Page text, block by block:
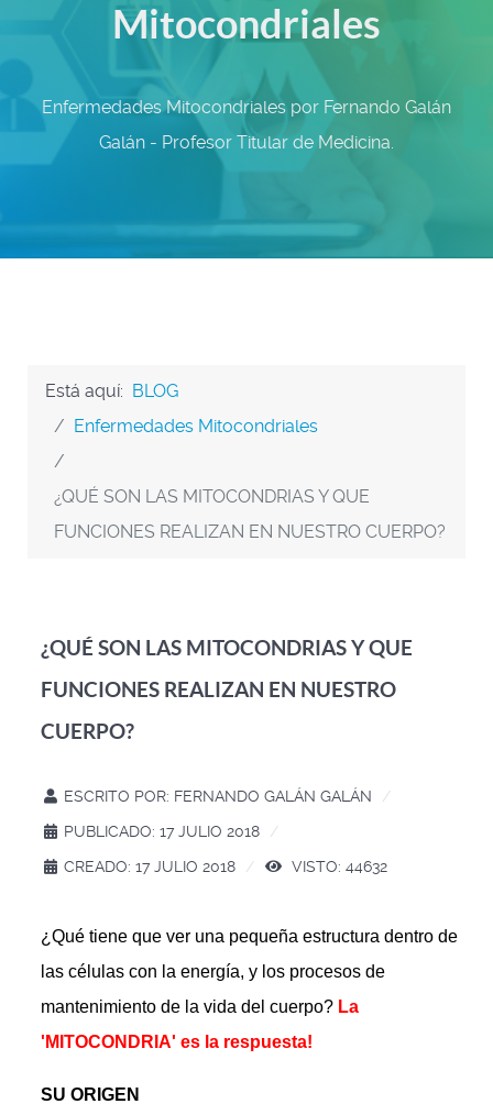
Mitocondriales
Enfermedades Mitocondriales por Fernando Galán
Galán - Profesor Titular de Medicina.
Está aquí: BLOG
Enfermedades Mitocondriales
¿QUÉ SON LAS MITOCONDRIAS Y QUE
FUNCIONES REALIZAN EN NUESTRO CUERPO?
¿QUÉ SON LAS MITOCONDRIAS Y QUE
FUNCIONES REALIZAN EN NUESTRO
CUERPO?
ESCRITO POR: FERNANDO GALÁN GALÁN
PUBLICADO: 17 JULIO 2018
CREADO: 17 JULIO 2018
VISTO: 44632
¿Qué tiene que ver una pequeña estructura dentro de
las células con la energía, y los procesos de
mantenimiento de la vida del cuerpo? La
'MITOCONDRIA' es la respuesta!
SU ORIGEN